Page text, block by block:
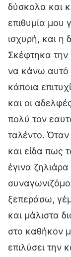
δύσκολα και
επιθυμία μου
ισχυρή, και η
Σκέφτηκα την
να κάνω αυτό
κάποια
και οι
πολύ τον
ταλέντο.
και είδα πως
έγινα
ξεπεράσω,
και μάλιστα
στο καθήκον
επιλύσει την